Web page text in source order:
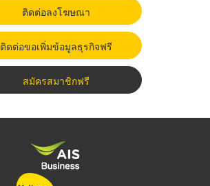
ติดต่อลงโฆษณา
ติดต่อขอเพิ่มข้อมูลธุรกิจฟรี
สมัครสมาชิกฟรี